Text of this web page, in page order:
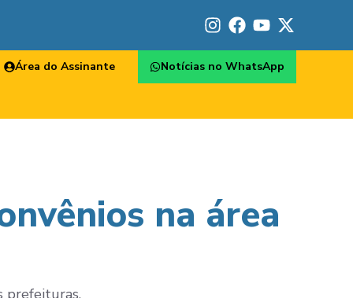
Área do Assinante Notícias no WhatsApp
na área
prefeituras.